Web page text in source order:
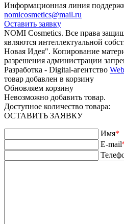
Информационная линия
nomicosmetics@mail.ru
Оставить заявку
NOMI Сosmetics. Все права
являются интеллектуальной
Новая Идея". Копирование
разрешения администрации
Разработка - Digital-агентство
товар добавлен в корзину
Обновляем корзину
Невозможно добавить товар.
Доступное количество товара:
ОСТАВИТЬ ЗАЯВКУ
Имя*
E-mail